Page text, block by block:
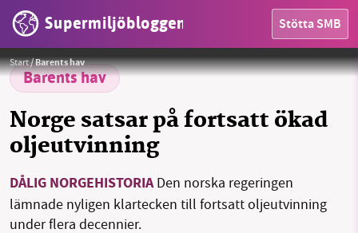
Supermiljöbloggen Stötta SMB
HEM
OMRÅDEN
OM OSS
Start/Barents hav
Barents hav
Norge satsar på fortsatt ökad
oljeutvinning
DÅLIG NORGEHISTORIADen norska regeringen
lämnade nyligen klartecken till fortsatt oljeutvinning
under flera decennier.
Norges regeringen ger klartecken för fortsatt expansion av oljeutvinningen mitt i brinnande klimatkris.Foto: